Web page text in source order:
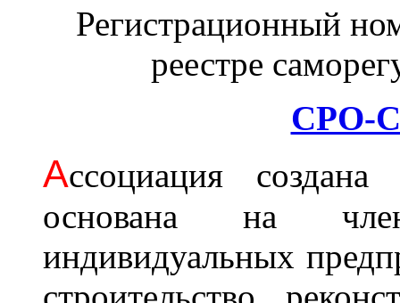
Регистрационный
реестре
СРО-
Ассоциация
основана на
индивидуальных